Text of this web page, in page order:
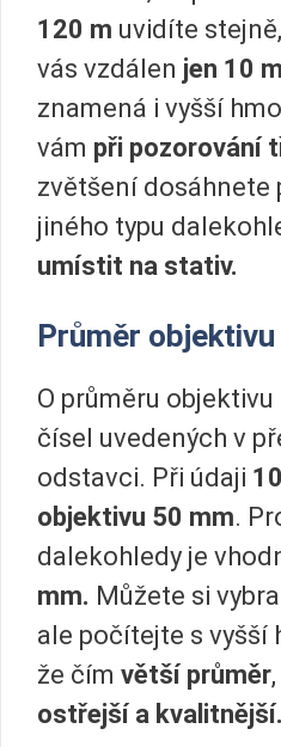
120 m uvidíte
vás vzdálen jen 10
znamená i vyšší
vám při pozorování
zvětšení dosáhnete
jiného typu
umístit na stativ.
Průměr objektivu
O průměru
čísel uvedených v
odstavci. Při údaji
objektivu 50 mm.
dalekohledy je
mm. Můžete si
ale počítejte s vyšší
že čím větší průměr
ostřejší a kvalitnější.